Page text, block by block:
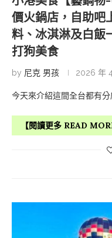
價火鍋店，自助吧
料、冰淇淋及白飯
打狗美食
by 尼克 男孩 2026 年
今天來介紹這間全台都有分
【閱讀更多 READ